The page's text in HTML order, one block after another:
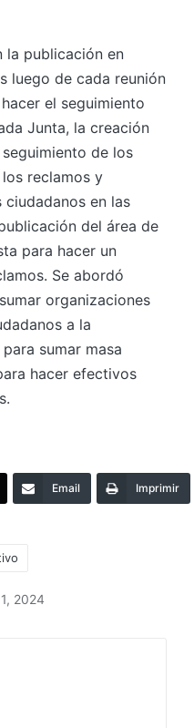
la publicación en
luego de cada reunión
el seguimiento
Junta, la creación
de los
reclamos y
ciudadanos en las
del área de
para hacer un
Se abordó
organizaciones
a la
sumar masa
hacer efectivos
Email Imprimir
2024